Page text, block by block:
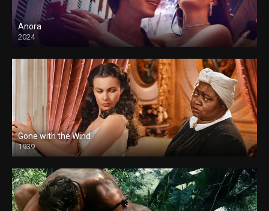
Anora
2024
Gone with the Wind
1939